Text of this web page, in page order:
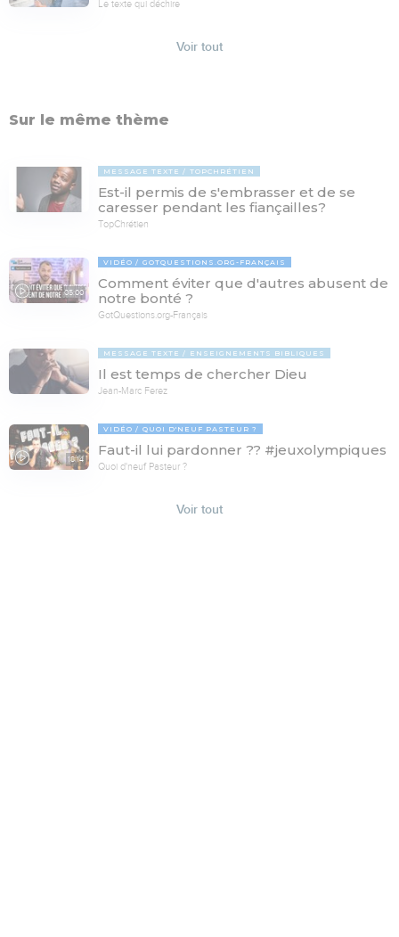
Le texte qui déchire
Voir tout
Sur le même thème
MESSAGE TEXTE TOPCHRÉTIEN
Est-il permis de s'embrasser et de se
caresser pendant les fiançailles?
TopChrétien
05:00
VIDÉO GOTQUESTIONS.ORG-FRANÇAIS
Comment éviter que d'autres abusent de
notre bonté ?
GotQuestions.org-Français
MESSAGE TEXTE ENSEIGNEMENTS BIBLIQUES
Il est temps de chercher Dieu
Jean-Marc Ferez
18:14
VIDÉO QUOI D'NEUF PASTEUR ?
Faut-il lui pardonner ?? #jeuxolympiques
Quoi d'neuf Pasteur ?
Voir tout